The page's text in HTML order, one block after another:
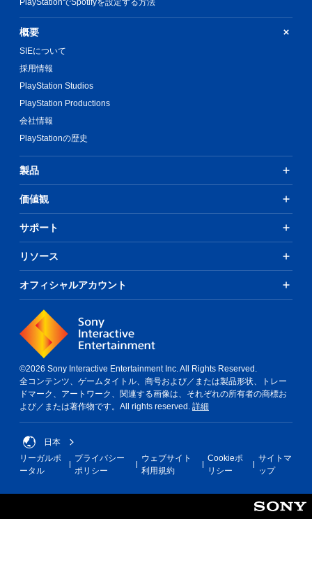
概要
SIEについて
採用情報
PlayStation Studios
PlayStation Productions
会社情報
PlayStationの歴史
製品
価値観
サポート
リソース
オフィシャルアカウント
©2026 Sony Interactive Entertainment Inc. All Rights Reserved.
全コンテンツ、ゲームタイトル、商号および／または製品形状、トレー
ドマーク、アートワーク、関連する画像は、それぞれの所有者の商標お
よび／または著作物です。All rights reserved. 詳細
日本
リーガルポ
ータル
プライバシー
ポリシー
ウェブサイト
利用規約
Cookieポ
リシー
サイトマ
ップ